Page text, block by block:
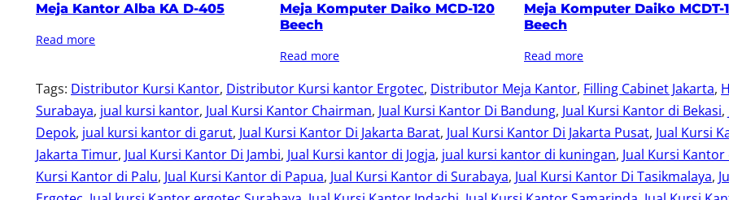
Meja Kantor Alba KA D-405
Read more
Meja Komputer Daiko MCD-120
Beech
Read more
Meja Komputer Daiko MCDT-
Beech
Read more
Tags: Distributor Kursi Kantor, Distributor Kursi kantor Ergotec, Distributor Meja Kantor, Filling Cabinet Jakarta,
Surabaya, jual kursi kantor, Jual Kursi Kantor Chairman, Jual Kursi Kantor Di Bandung, Jual Kursi Kantor di Bekasi,
Depok, jual kursi kantor di garut, Jual Kursi Kantor Di Jakarta Barat, Jual Kursi Kantor Di Jakarta Pusat, Jual Kursi
Jakarta Timur, Jual Kursi Kantor Di Jambi, Jual Kursi kantor di Jogja, jual kursi kantor di kuningan, Jual Kursi
Kursi Kantor di Palu, Jual Kursi Kantor di Papua, Jual Kursi Kantor di Surabaya, Jual Kursi Kantor Di Tasikmalaya,